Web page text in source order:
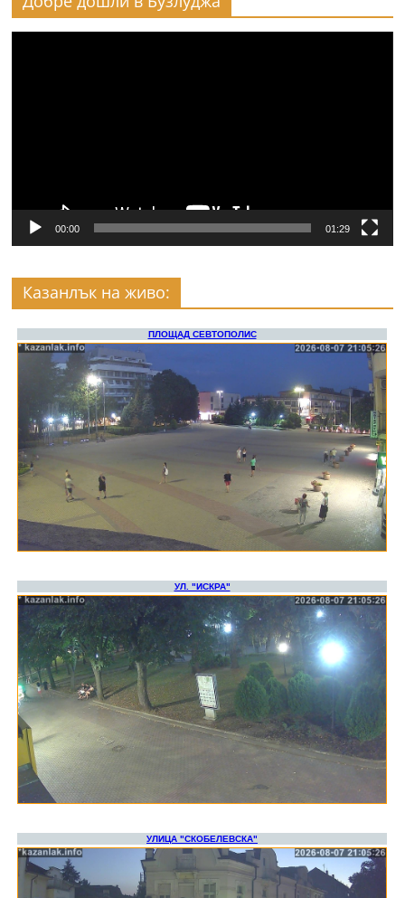
00:00 01:29
Казанлък на живо: